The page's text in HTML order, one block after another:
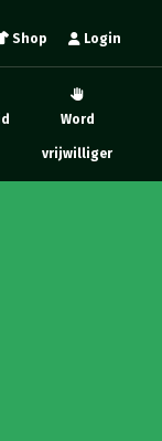
Login
Shop
Word
vrijwilliger